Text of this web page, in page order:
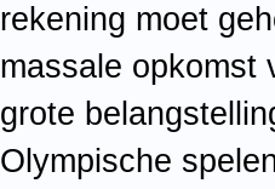
rekening moet
massale opkomst
grote
Olympische